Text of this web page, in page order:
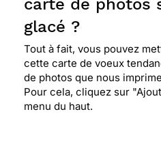
carte de photos
glacé ?
Tout à fait, vous pouvez
cette carte de voeux
de photos que nous
Pour cela, cliquez sur
menu du haut.